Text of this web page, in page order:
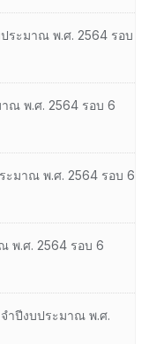
ระมาณ พ.ศ. 2564 รอบ
ณ พ.ศ. 2564 รอบ 6
ะมาณ พ.ศ. 2564 รอบ 6
พ.ศ. 2564 รอบ 6
ำปีงบประมาณ พ.ศ.